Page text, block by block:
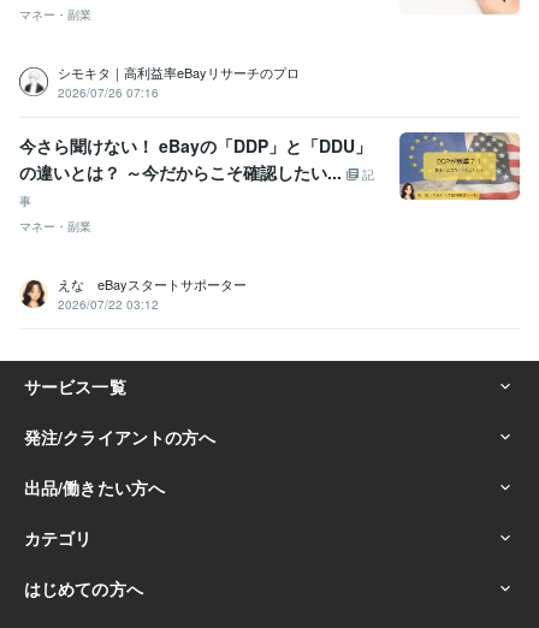
マネー・副業
シモキタ｜高利益率eBayリサーチのプロ
2026/07/26 07:16
今さら聞けない！ eBayの「DDP」と「DDU」
の違いとは？ ～今だからこそ確認したい...
記
事
マネー・副業
えな eBayスタートサポーター
2026/07/22 03:12